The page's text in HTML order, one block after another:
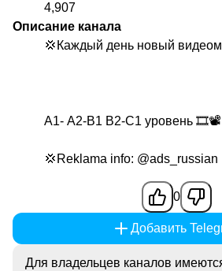
4,907
Описание канала
💢Каждый день новый
A1- А2-В1 B2-C1 уровень 🎞📽
💢Reklama info: @ads_russian
0
Добавить
Для владельцев каналов